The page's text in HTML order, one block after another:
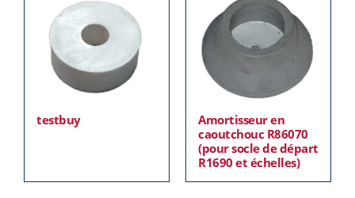
testbuy
Amortisseur en
caoutchouc R86070
(pour socle de départ
R1690 et échelles)